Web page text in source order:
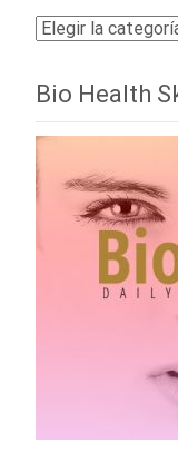
Categorías
Bio Health